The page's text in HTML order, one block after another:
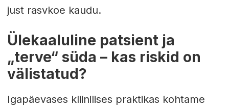
just rasvkoe kaudu.
Ülekaaluline patsient ja
„terve“ süda – kas riskid on
välistatud?
Igapäevases kliinilises praktikas kohtame